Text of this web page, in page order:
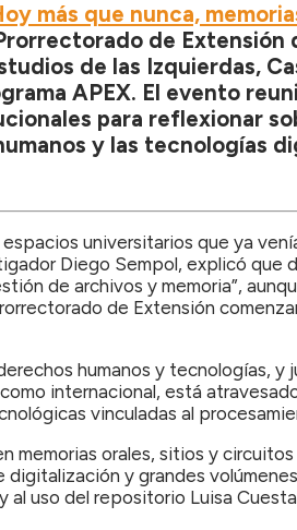
más que nunca,
de Extensión
de las Izquierdas,
APEX. El evento
para reflexionar
y las tecnologías
universitarios que ya
Diego Sempol, explicó
de archivos y memoria”,
de Extensión
humanos y tecnologías,
internacional, está
vinculadas al
orales, sitios y
y grandes
uso del repositorio Luisa